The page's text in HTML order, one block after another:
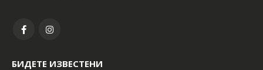
БИДЕТЕ ИЗВЕСТЕНИ